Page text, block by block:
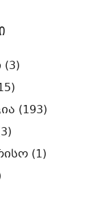
(3)
(193)
(1)